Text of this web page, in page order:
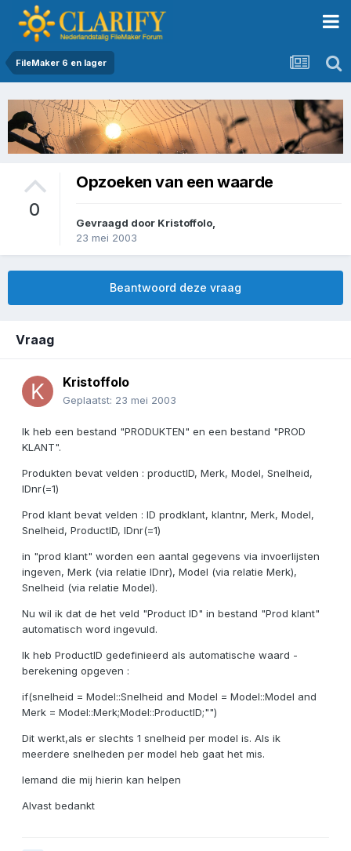
FileMaker 6 en lager
0
Opzoeken van een waarde
Gevraagd door Kristoffolo
23 mei 2003
Beantwoord deze vraag
Vraag
Kristoffolo
Geplaatst: 23 mei 2003
Ik heb een bestand "PRODUKTEN" en een bestand "PROD
KLANT".
Produkten bevat velden : productID, Merk, Model, Snelheid,
IDnr(=1)
Prod klant bevat velden : ID prodklant, klantnr, Merk, Model,
Snelheid, ProductID, IDnr(=1)
in "prod klant" worden een aantal gegevens via invoerlijsten
ingeven, Merk (via relatie IDnr), Model (via relatie Merk),
Snelheid (via relatie Model).
Nu wil ik dat de het veld "Product ID" in bestand "Prod klant"
automatisch word ingevuld.
Ik heb ProductID gedefinieerd als automatische waard -
berekening opgeven :
if(snelheid = Model::Snelheid and Model = Model::Model and
Merk = Model::Merk;Model::ProductID;"")
Dit werkt,als er slechts 1 snelheid per model is. Als ik
meerdere snelheden per model heb gaat het mis.
Iemand die mij hierin kan helpen
Alvast bedankt